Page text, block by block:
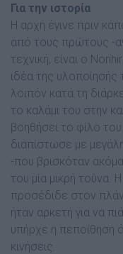
Για την ιστορία
Η αρχή έγινε πριν
από τους πρώτους -
τεχνική, είναι ο
ιδέα της υλοποίησής
λοιπόν κατά τη
το καλάµι του στην
βοηθήσει το φίλο
διαπίστωσε µε
-που βρισκόταν
του µία µικρή τούνα.
προσέδιδε στον
ήταν αρκετή για να
υπήρχε η πεποίθηση
κινήσεις.